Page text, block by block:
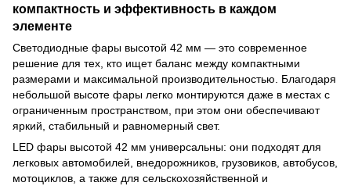
компактность и эффективность в каждом
элементе
Светодиодные фары высотой 42 мм — это современное
решение для тех, кто ищет баланс между компактными
размерами и максимальной производительностью. Благодаря
небольшой высоте фары легко монтируются даже в местах с
ограниченным пространством, при этом они обеспечивают
яркий, стабильный и равномерный свет.
LED фары высотой 42 мм универсальны: они подходят для
легковых автомобилей, внедорожников, грузовиков, автобусов,
мотоциклов, а также для сельскохозяйственной и